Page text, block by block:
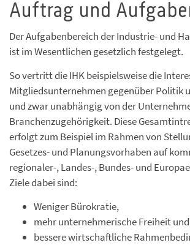
Auftrag und
Der Aufgabenbereich der Industrie- und
ist im Wesentlichen gesetzlich festgelegt.
So vertritt die IHK beispielsweise die
Mitgliedsunternehmen gegenüber Politik
und zwar unabhängig von der
Branchenzugehörigkeit. Diese
erfolgt zum Beispiel im Rahmen von
Gesetzes- und Planungsvorhaben auf
regionaler-, Landes-, Bundes- und
Ziele dabei sind:
Weniger Bürokratie,
mehr unternehmerische Freiheit und
bessere wirtschaftliche